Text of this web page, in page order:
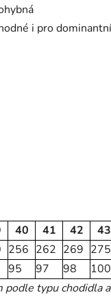
i pro
40 41 42 43
256 262 269 275
95 97 98 100
typu chodidla